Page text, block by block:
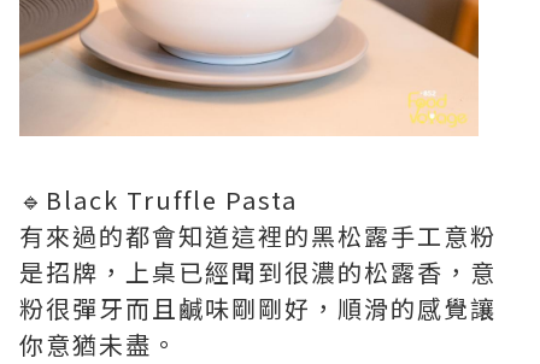
🔹Black Truffle Pasta
有來過的都會知道這裡的黑松露手工意粉
是招牌，上桌已經聞到很濃的松露香，意
粉很彈牙而且鹹味剛剛好，順滑的感覺讓
你意猶未盡。